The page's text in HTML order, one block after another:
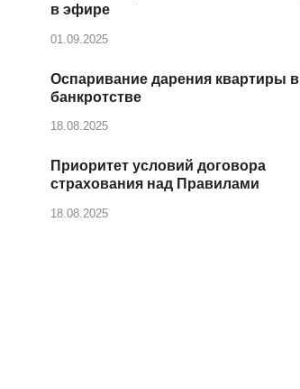
в эфире
01.09.2025
Оспаривание дарения квартиры в
банкротстве
18.08.2025
Приоритет условий договора
страхования над Правилами
18.08.2025